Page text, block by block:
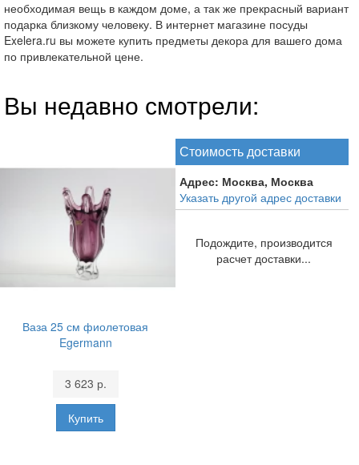
необходимая вещь в каждом доме, а так же прекрасный вариант
подарка близкому человеку. В интернет магазине посуды
Exelera.ru вы можете купить предметы декора для вашего дома
по привлекательной цене.
Вы недавно смотрели:
Ваза 25 см фиолетовая
Egermann
3 623 р.
Стоимость доставки
Адрес: Москва, Москва
Указать другой адрес доставки
Подождите, производится
расчет доставки...